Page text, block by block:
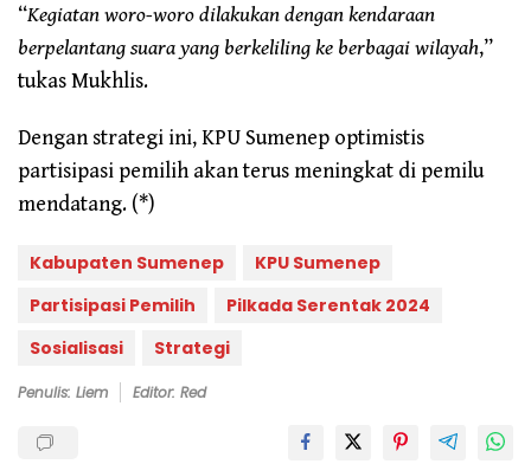
“Kegiatan woro-woro dilakukan dengan kendaraan
berpelantang suara yang berkeliling ke berbagai wilayah,”
tukas Mukhlis.
Dengan strategi ini, KPU Sumenep optimistis
partisipasi pemilih akan terus meningkat di pemilu
mendatang. (*)
Kabupaten Sumenep
KPU Sumenep
Partisipasi Pemilih
Pilkada Serentak 2024
Sosialisasi
Strategi
Penulis: Liem Editor: Red